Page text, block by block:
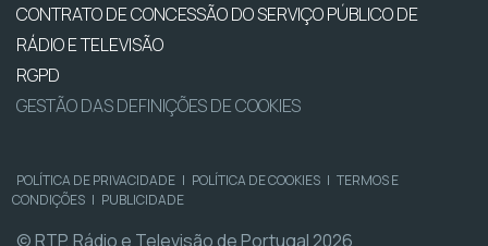
CONTRATO DE CONCESSÃO DO SERVIÇO PÚBLICO DE
RÁDIO E TELEVISÃO
RGPD
GESTÃO DAS DEFINIÇÕES DE COOKIES
POLÍTICA DE PRIVACIDADE | POLÍTICA DE COOKIES | TERMOS E
CONDIÇÕES | PUBLICIDADE
© RTP, Rádio e Televisão de Portugal 2026